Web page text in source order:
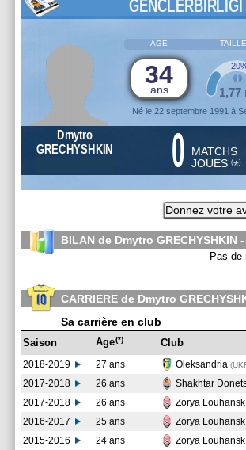
GENCLERBIRLIGI
AGE TAILLE
34
ans
Né le 22 septembre 1991 à
1,77
Dmytro
GRECHYSHKIN
0 MATCHS
JOUES (*)
Donnez votre
BILAN de Dmytro GRECHYSHKIN
Pas de
CARRIERE de Dmytro
Sa carrière en club
Saison Age(*) Club
2018-2019 27 ans Oleksandria
2017-2018
26 ans Shakhtar
2017-2018
26 ans Zorya Louhansk
2016-2017
25 ans Zorya Louhansk
2015-2016
24 ans Zorya Louhansk